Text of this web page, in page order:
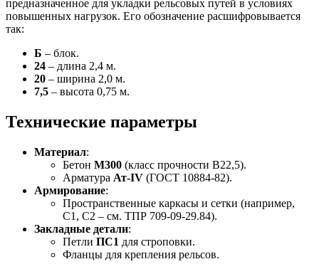
предназначенное для укладки рельсовых путей в условиях
повышенных нагрузок. Его обозначение расшифровывается
так:
Б – блок.
24 – длина 2,4 м.
20 – ширина 2,0 м.
7,5 – высота 0,75 м.
Технические параметры
Материал:
Бетон М300 (класс прочности В22,5).
Арматура Ат-IV (ГОСТ 10884-82).
Армирование:
Пространственные каркасы и сетки (например,
С1, С2 – см. ТПР 709-09-29.84).
Закладные детали:
Петли ПС1 для строповки.
Фланцы для крепления рельсов.